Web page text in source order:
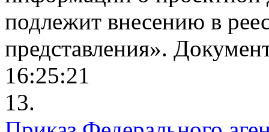
подлежит внесению в
представления».
16:25:21
13.